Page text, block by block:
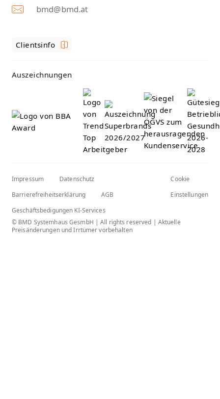
bmd@bmd.at
Clientsinfo
Auszeichnungen
Impressum
Datenschutz
Barrierefreiheitserklärung
AGB
Geschäftsbedigungen KI-Services
Cookie
Einstellungen
© BMD Systemhaus GesmbH | All rights reserved | Aktuelle
Preisänderungen und Irrtümer vorbehalten